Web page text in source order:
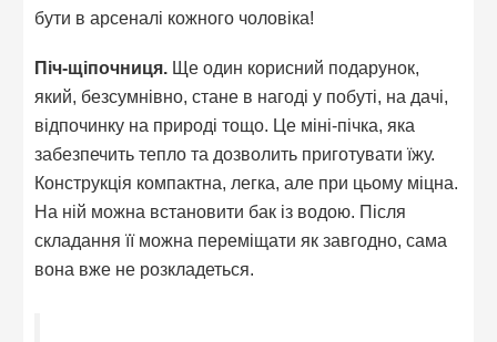
бути в арсеналі кожного чоловіка!
Піч-щіпочниця. Ще один корисний подарунок,
який, безсумнівно, стане в нагоді у побуті, на дачі,
відпочинку на природі тощо. Це міні-пічка, яка
забезпечить тепло та дозволить приготувати їжу.
Конструкція компактна, легка, але при цьому міцна.
На ній можна встановити бак із водою. Після
складання її можна переміщати як завгодно, сама
вона вже не розкладеться.